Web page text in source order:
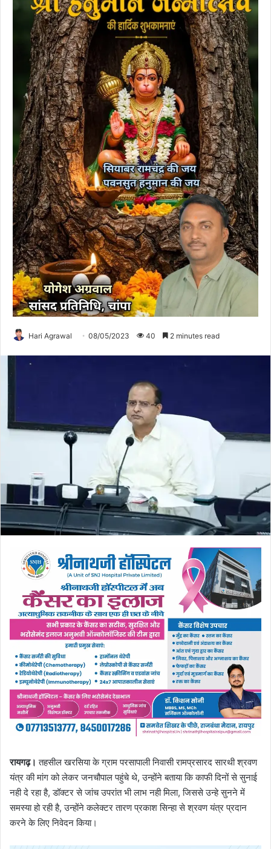
Hari Agrawal 08/05/2023 40 2 minutes read
रायगढ़।तहसील खरसिया के ग्राम परसापाली निवासी रामप्रसारद सारथी श्रवण
यंत्र की मांग को लेकर जनचौपाल पहुंचे थे, उन्होंने बताया कि काफी दिनों से सुनाई
नही दे रहा है, डॉक्टर से जांच उपरांत भी लाभ नही मिला, जिससे उन्हे सुनने में
समस्या हो रही है, उन्होंने कलेक्टर तारण प्रकाश सिन्हा से श्रवण यंत्र प्रदान
करने के लिए निवेदन किया।